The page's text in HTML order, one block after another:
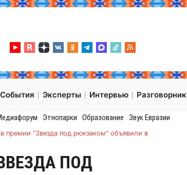
События Эксперты Интервью Разговорник
Этнопарки Образование Звук Евразии
премии "Звезда под рюкзаком" объявили в
ПОД